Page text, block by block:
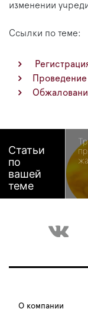
изменении
Ссылки по теме:
Статьи
по
вашей
теме
О компании